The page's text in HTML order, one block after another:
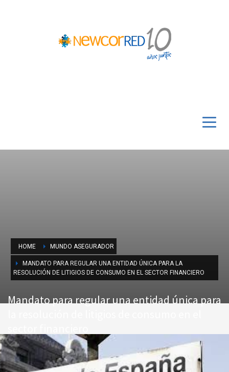
HOME MUNDO ASEGURADOR
MANDATO PARA REGULAR UNA ENTIDAD ÚNICA PARA LA
RESOLUCIÓN DE LITIGIOS DE CONSUMO EN EL SECTOR FINANCIERO
Mandato para regular una entidad única para